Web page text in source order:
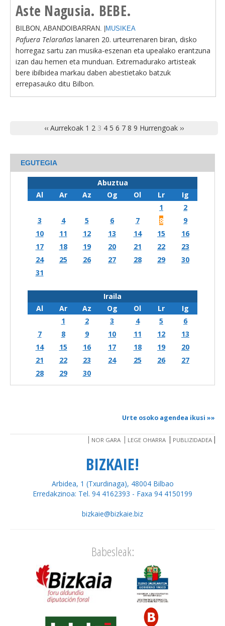
Aste Nagusia. BEBE.
BILBON, ABANDOIBARRAN. | MUSIKEA
Pafuera Telarañas lanaren 20. urteurrenaren biran, disko
horregaz sartu zan musika-eszenan eta upealako erantzuna
izan dau hemen eta munduan. Extremadurako artisteak
bere ibilbidea markau daben abestietako batzuk
errepasauko ditu Bilbon.
‹‹ Aurrekoak 1 2 3 4 5 6 7 8 9 Hurrengoak ››
EGUTEGIA
Abuztua
Al
Ar Az Og Ol Lr
Ig
1
2
3
4 5 6 7 8
9
10
11 12 13 14 15
16
17
18 19 20 21 22
23
24
25 26 27 28 29
30
31
Iraila
Al
Ar Az Og Ol Lr
Ig
1
2 3 4 5
6
7
8 9 10 11 12
13
14
15 16 17 18 19
20
21
22 23 24 25 26
27
28
29 30
Urte osoko agendea ikusi »»
NOR GARA LEGE OHARRA PUBLIZIDADEA
BIZKAIE!
Arbidea, 1 (Txurdinaga), 48004 Bilbao
Erredakzinoa: Tel. 94 4162393 - Faxa 94 4150199
bizkaie@bizkaie.biz
Babesleak: